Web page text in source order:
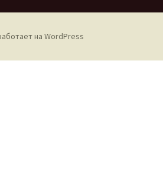
на WordPress